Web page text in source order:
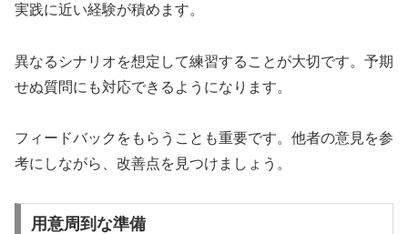
実践に近い経験が積めます。
異なるシナリオを想定して練習することが大切です。予期
せぬ質問にも対応できるようになります。
フィードバックをもらうことも重要です。他者の意見を参
考にしながら、改善点を見つけましょう。
用意周到な準備